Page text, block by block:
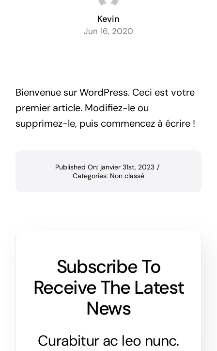
Contact
Kevin
Jun 16, 2020
Bienvenue sur WordPress. Ceci est votre
premier article. Modifiez-le ou
supprimez-le, puis commencez à écrire !
Published On: janvier 31st, 2023 /
Categories: Non classé
Subscribe To
Receive The Latest
News
Curabitur ac leo nunc.